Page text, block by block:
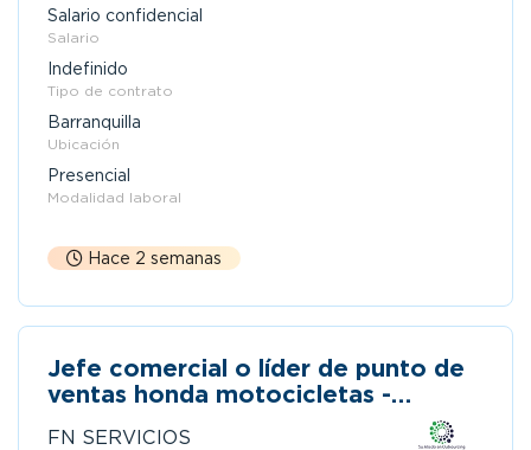
Salario confidencial
Salario
Indefinido
Tipo de contrato
Barranquilla
Ubicación
Presencial
Modalidad laboral
Hace 2 semanas
Jefe comercial o líder de punto de
ventas honda motocicletas -
FN SERVICIOS